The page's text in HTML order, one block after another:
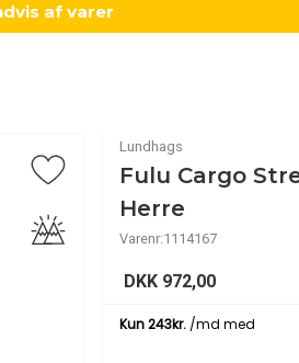
af varer
Lundhags
Fulu Cargo
Herre
Varenr:1114167
DKK 972,00